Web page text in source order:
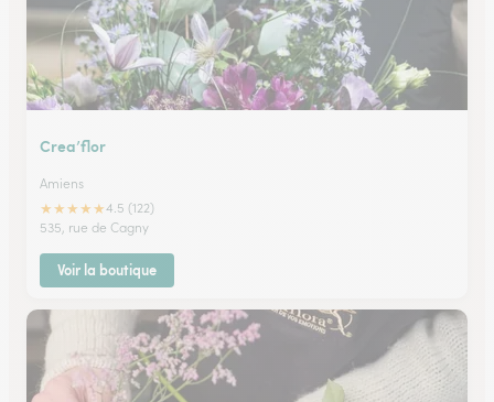
Crea’flor
Amiens
★★★★★4.5 (122)
535, rue de Cagny
Voir la boutique